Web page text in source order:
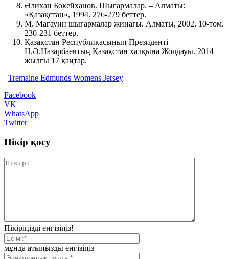
Әлихан Бөкейханов. Шығармалар. – Алматы:
«Қазақстан», 1994. 276-279 беттер.
М. Мағауин шығармалар жинағы. Алматы, 2002. 10-том.
230-231 беттер.
Қазақстан Республикасының Президенті
Н.Ә.Назарбаевтың Қазақстан халқына Жолдауы. 2014
жылғы 17 қаңтар.
Tremaine Edmunds Womens Jersey
Facebook
VK
WhatsApp
Twitter
Пікір қосу
Пікіріңізді енгізіңіз!
мұнда атыңызды енгізіңіз